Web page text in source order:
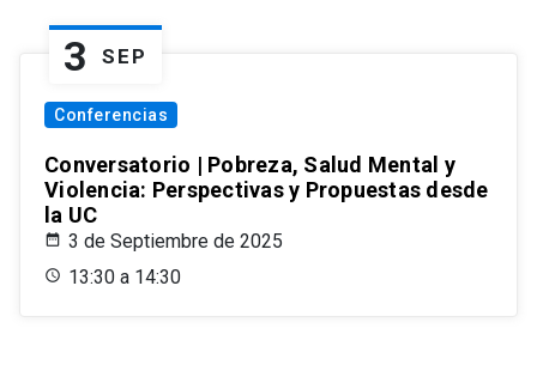
3 SEP
Conferencias
Conversatorio | Pobreza, Salud Mental y
Violencia: Perspectivas y Propuestas desde
la UC
3 de Septiembre de 2025
13:30 a 14:30